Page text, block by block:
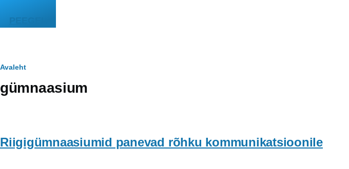
PEEGEL
Leivapuru
Avaleht
gümnaasium
Riigigümnaasiumid panevad rõhku kommunikatsioonile